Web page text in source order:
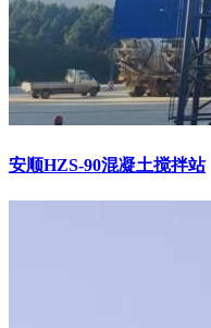
安顺HZS-90混凝土搅拌站